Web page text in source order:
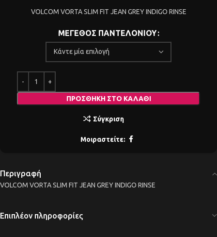
VOLCOM VORTA SLIM FIT JEAN GREY INDIGO RINSE
ΜΕΓΕΘΟΣ ΠΑΝΤΕΛΟΝΙΟΥ
ΠΡΟΣΘΉΚΗ ΣΤΟ ΚΑΛΆΘΙ
Σύγκριση
Μοιραστείτε:
Περιγραφή
VOLCOM VORTA SLIM FIT JEAN GREY INDIGO RINSE
Επιπλέον πληροφορίες